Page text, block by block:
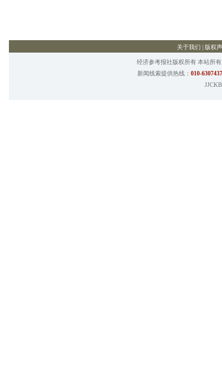
关于我们 版权
经济参考报社版权所有 本站所
新闻线索提供热线： 010-